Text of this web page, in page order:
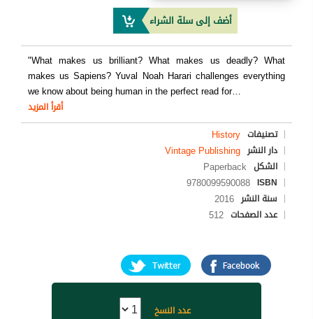
أضف إلى سلة الشراء
"What makes us brilliant? What makes us deadly? What
makes us Sapiens? Yuval Noah Harari challenges everything
we know about being human in the perfect read for…
أقرأ المزيد
تصنيفات History
دار النشر Vintage Publishing
الشكل Paperback
ISBN
9780099590088
سنة النشر 2016
عدد الصفحات 512
عدد النسخ